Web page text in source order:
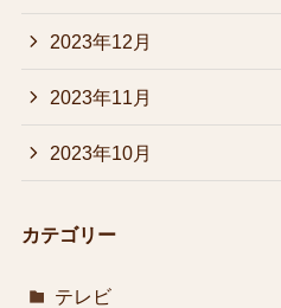
2023年12月
2023年11月
2023年10月
カテゴリー
テレビ